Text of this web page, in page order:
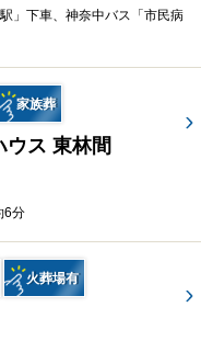
待費（料理、飲物、返
など）諸条件により変
がかかります。
るためには、人数・場
」下車、神奈中バス「市民病
家族葬
ウス 東林間
6分
火葬場有